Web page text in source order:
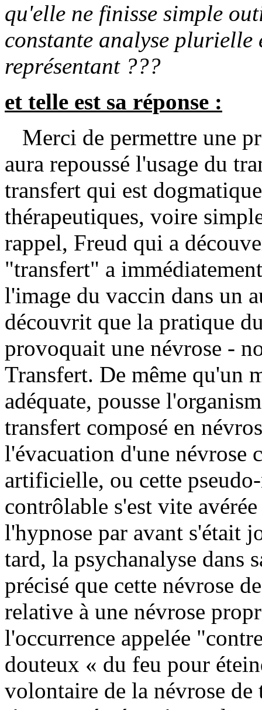
qu'elle ne finisse simple
constante analyse plurielle
représentant ???
et telle est sa réponse :
Merci de permettre une
aura repoussé l'usage du
transfert qui est
thérapeutiques, voire
rappel, Freud qui a
"transfert" a
l'image du vaccin dans un
découvrit que la pratique
provoquait une névrose -
Transfert. De même qu'un
adéquate, pousse
transfert composé en
l'évacuation d'une névrose
artificielle, ou cette
contrôlable s'est vite
l'hypnose par avant s'était
tard, la psychanalyse dans
précisé que cette névrose
relative à une névrose
l'occurrence appelée
douteux « du feu pour
volontaire de la névrose de